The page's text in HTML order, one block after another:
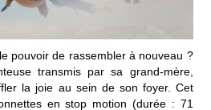
pouvoir de rassembler à nouveau ?
transmis par sa grand-mère,
la joie au sein de son foyer. Cet
en stop motion (durée : 71